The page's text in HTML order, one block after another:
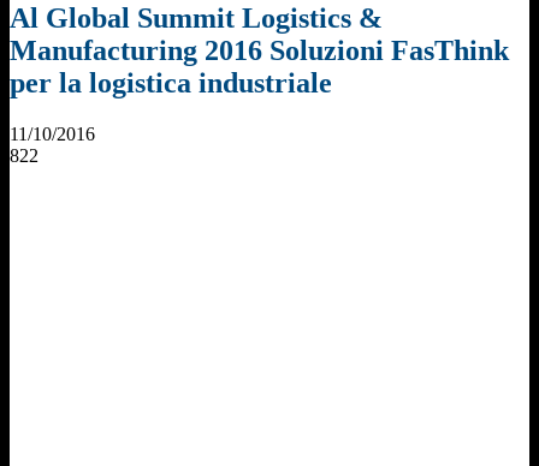
Al Global Summit Logistics &
Manufacturing 2016 Soluzioni FasThink
per la logistica industriale
11/10/2016
822